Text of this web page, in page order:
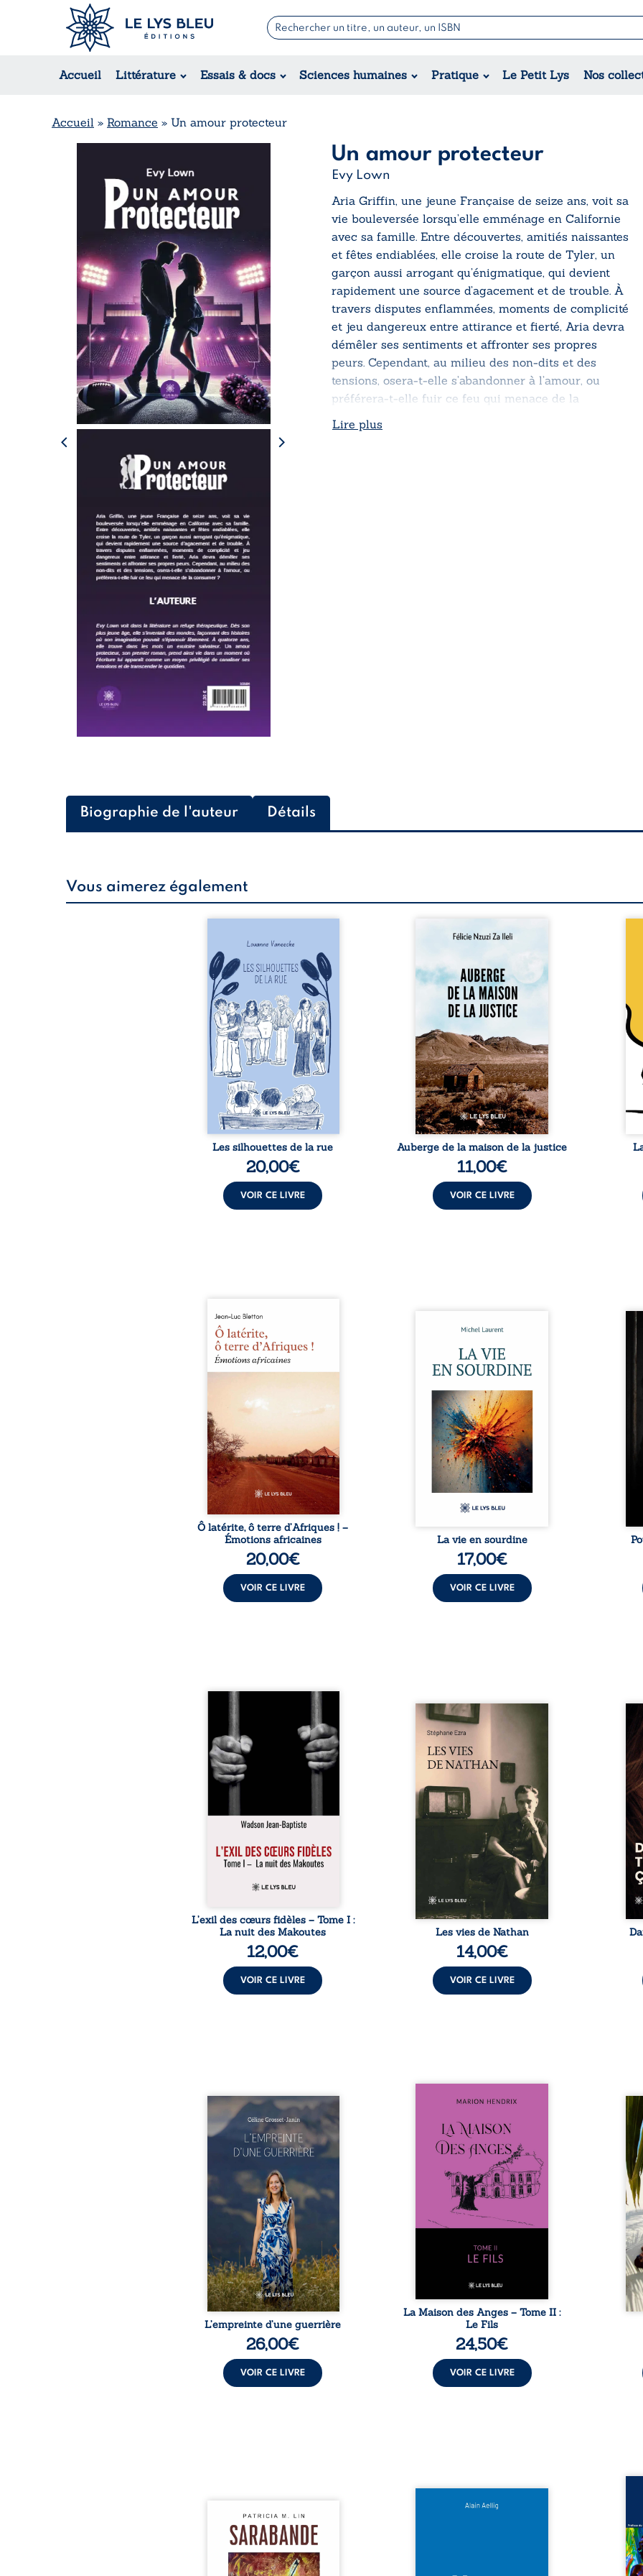
Accueil Littérature Essais & docs Sciences humaines Pratique Le Petit Lys Nos
Romans
Suspense / Thriller / Policier
Romance
Jeunesse
Théâtre
Accueil » Romance » Un amour protecteur
Un amour protecteur
Evy Lown
Aria Griffin, une jeune Française de seize ans, voit sa
vie bouleversée lorsqu’elle emménage en Californie
avec sa famille. Entre découvertes, amitiés naissantes
et fêtes endiablées, elle croise la route de Tyler, un
garçon aussi arrogant qu’énigmatique, qui devient
rapidement une source d’agacement et de trouble. À
travers disputes enflammées, moments de complicité
et jeu dangereux entre attirance et fierté, Aria devra
démêler ses sentiments et affronter ses propres
peurs. Cependant, au milieu des non-dits et des
tensions, osera-t-elle s’abandonner à l’amour, ou
préférera-t-elle fuir ce feu qui menace de la
Lire plus
Biographie de l'auteur Détails
Vous aimerez également
donne la parole à six
personnages ordinaires,
traversés par des pensées, des
émotions et des silences qui
pourraient appartenir à
chacun de nous. À travers
leurs parcours, ce roman invite
à porter un regard différent
sur celles et ceux qui nous
entourent, à deviner ce qui se
cache derrière les apparences
et à s’ouvrir au fourmillement
sensible de notre ...
Les silhouettes de la rue
20,00€
VOIR CE LIVRE
Auberge de la maison de la
parcours exemplaire de Mbala
Zi Nkuaku Lema Félix.
Magistrat intègre, fervent
défenseur des droits humains
et de l’indépendance
judiciaire, il voit sa carrière de
trente-quatre ans brutalement
brisée par une révocation
arbitraire en 2009, plongeant
sa vie dans un chaos matériel
et moral. À ...
Auberge de la maison de la justice
11,00€
VOIR CE LIVRE
le
Ô latérite, ô terre d’Afriques !
est un hommage poétique et
authentique aux paysages, aux
rencontres et aux émotions
brutes d’un continent en
reconstruction, entre
souvenirs intimes – la pluie à
Namoungou, le baobab de
Zagtouli – aux portraits
marquants – Thomas Sankara,
Hamadoun Dicko, le Vieux
Biokou – l’auteur partage des
instantanés ...
Ô latérite, ô terre d’Afriques ! –
Émotions africaines
20,00€
VOIR CE LIVRE
Nina et Pierre se sont
presque par hasard, et se sont
aimés simplement, persuadés
que la présence de l’autre
suffirait. Ils mènent une
existence modeste, rythmée
par le travail, la fatigue et les
silences. La mort de la mère de
Nina, chez qui ils vivent,
fragilise un équilibre déjà
précaire. Puis vient la
naissance de leur enfant, et le
basculement. ...
La vie en sourdine
17,00€
VOIR CE LIVRE
la
ont
la
« Une nuit suffit parfois pour
briser une famille… mais
certaines fidélités traversent
les années. » Haïti, sous la
dictature des Duvalier. La peur
s’étend jusque dans les
villages les plus reculés. À
Bainet, Jean-Joël Joli mène une
existence paisible avec sa
famille. Chef de section
respecté, il refuse pourtant de
fermer les yeux sur l’injustice.
Mais, dans un ...
L’exil des cœurs fidèles – Tome I :
La nuit des Makoutes
12,00€
VOIR CE LIVRE
Les vies de Nathan est un
recueil de poésie né en trois
la première fois, Stéphane Ezra,
médium, a pu communiquer
avec son père, disparu depuis
plus de vingt ans et qu’il n’a
jamais connu. De ce dialogue
par-delà la mort naissent des
poèmes qui retracent une vie
marquée par la Seconde
Guerre mondiale, une identité
juive brisée, la guerre ...
Les vies de Nathan
14,00€
VOIR CE LIVRE
À
ce
Que reste-t-il de l’enfance
lorsque la maladie impose ses
propres règles ? L’empreinte
d’une guerrière livre, sans
détour, le récit d’un quotidien
bouleversé par la maladie
chronique, l’errance médicale
et de longues hospitalisations.
L’auteure y raconte ce que les
dossiers médicaux taisent : la
peur, l’isolement, l’épuisement
et le sentiment de ne pas ...
L’empreinte d’une guerrière
26,00€
VOIR CE LIVRE
Nous sommes en 1979, soit 15
patriarche Anatole-Eustache.
La famille devra affronter non
seulement un inconnu qui rôde
autour du domaine et dont
Firmin, le fidèle majordome,
redoute les visites, le passé
encombrant d’Anatole-
Eustache, la malédiction
familiale, mais aussi la toute-
comment dompter cet enfant
avant qu’il ...
La Maison des Anges – Tome II :
Le Fils
24,50€
VOIR CE LIVRE
Au
eux,
Aux chants crépitants de l’été,
Sous le silence ouaté de la
neige en hiver, Au cours de
nuits pâles, Dans la clarté
bienveillante de la lune, Rêves,
Et si le naufrage n’avait pas
La
de